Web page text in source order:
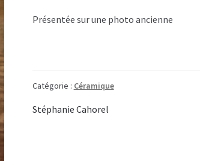
Présentée sur une photo ancienne
Catégorie : Céramique
Stéphanie Cahorel